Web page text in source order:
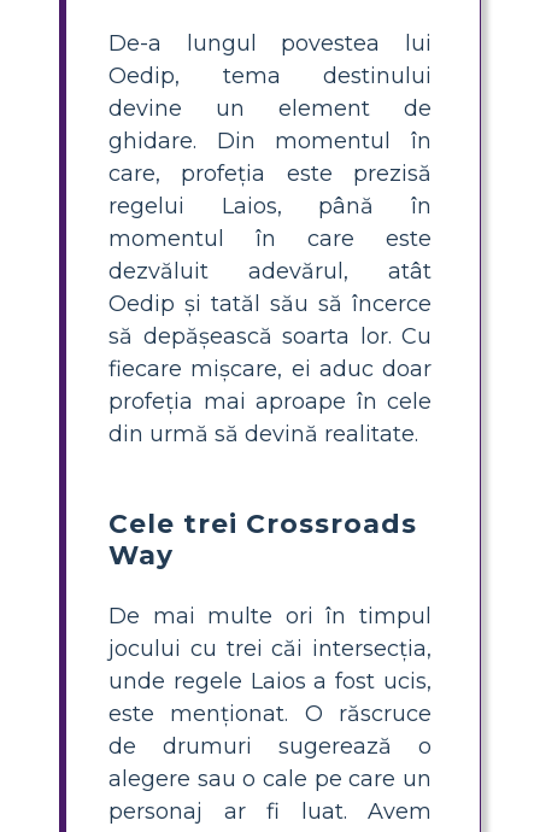
De-a lungul povestea lui
Oedip, tema destinului
devine un element de
ghidare. Din momentul în
care, profeția este prezisă
regelui Laios, până în
momentul în care este
dezvăluit adevărul, atât
Oedip și tatăl său să încerce
să depășească soarta lor. Cu
fiecare mișcare, ei aduc doar
profeția mai aproape în cele
din urmă să devină realitate.
Cele trei Crossroads
Way
De mai multe ori în timpul
jocului cu trei căi intersecția,
unde regele Laios a fost ucis,
este menționat. O răscruce
de drumuri sugerează o
alegere sau o cale pe care un
personaj ar fi luat. Avem